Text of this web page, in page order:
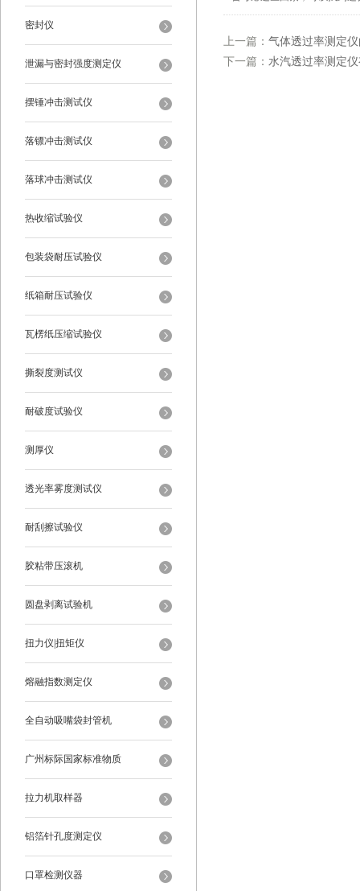
密封仪
泄漏与密封强度测定仪
摆锤冲击测试仪
落镖冲击测试仪
落球冲击测试仪
热收缩试验仪
包装袋耐压试验仪
纸箱耐压试验仪
瓦楞纸压缩试验仪
撕裂度测试仪
耐破度试验仪
测厚仪
透光率雾度测试仪
耐刮擦试验仪
胶粘带压滚机
圆盘剥离试验机
扭力仪|扭矩仪
熔融指数测定仪
全自动吸嘴袋封管机
广州标际国家标准物质
拉力机取样器
铝箔针孔度测定仪
口罩检测仪器
上一篇： 气体透过率测定
下一篇： 水汽透过率测定